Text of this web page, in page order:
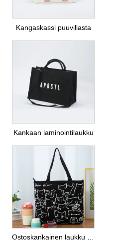
Kangaskassi puuvillasta
Kankaan laminointilaukku
Ostoskankainen laukku vetoketjulla